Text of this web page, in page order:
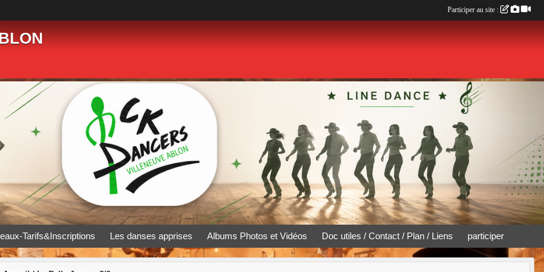
Tarifs&Inscriptions Les danses apprises Albums Photos et Vidéos Doc utiles / Contact / Plan / Liens participer
Participer au site :